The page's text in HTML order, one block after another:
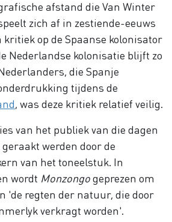
afstand die Van Winter
zich af in zestiende-eeuws
op de Spaanse kolonisator
Nederlandse kolonisatie blijft zo
die Spanje
tijdens de
, was deze kritiek relatief veilig.
van het publiek van die dagen
werden door de
van het toneelstuk. In
wordt Monzongogeprezen om
'de regten der natuur, die door
verkragt worden'.